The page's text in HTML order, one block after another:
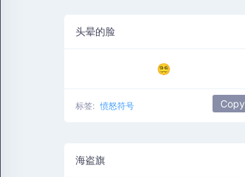
头晕的脸
😵‍💫
标签: 愤怒符号 Copy
海盗旗